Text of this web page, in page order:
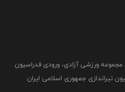
مجموعه ورزشی آزادی، ورودی فدراسیون
تیراندازی جمهوری اسلامی ایران